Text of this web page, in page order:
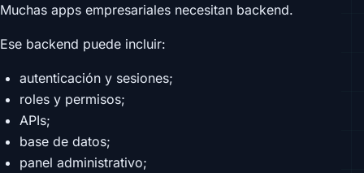
Muchas apps empresariales necesitan backend.
Ese backend puede incluir:
autenticación y sesiones;
roles y permisos;
APIs;
base de datos;
panel administrativo;